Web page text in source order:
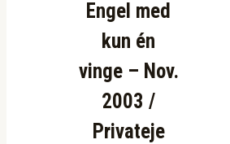
Engel med
kun én
vinge – Nov.
2003 /
Privateje